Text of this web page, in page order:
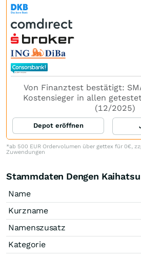
Von Finanztest bestätigt:
Kostensieger in allen
(12/2025)
Depot eröffnen
*ab 500 EUR Ordervolumen über gettex für 0€,
Zuwendungen
Stammdaten Dengen
Name
Kurzname
Namenszusatz
Kategorie